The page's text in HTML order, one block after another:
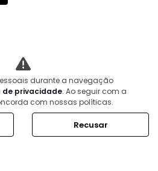
às 18h.
durante a navegação
de privacidade. Ao seguir com a
com nossas políticas.
Recusar